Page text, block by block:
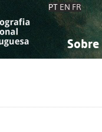
PT EN FR
Sobre